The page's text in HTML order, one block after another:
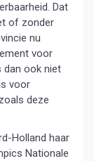
Dat
of zonder
nu
voor
dan ook niet
voor
deze
Holland haar
Nationale